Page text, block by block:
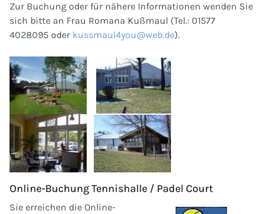
Zur Buchung oder für nähere Informationen wenden Sie
sich bitte an Frau Romana Kußmaul (Tel.: 01577
4028095 oder kussmaul4you@web.de).
Online-Buchung Tennishalle / Padel Court
Sie erreichen die Online-